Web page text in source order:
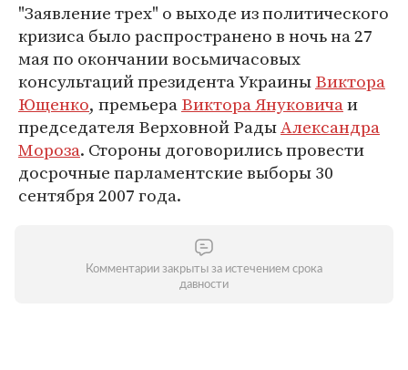
"Заявление трех" о выходе из политического
кризиса было распространено в ночь на 27
мая по окончании восьмичасовых
консультаций президента УкраиныВиктора
Ющенко, премьераВиктора Януковичаи
председателя Верховной РадыАлександра
Мороза. Стороны договорились провести
досрочные парламентские выборы 30
сентября 2007 года.
Комментарии закрыты за истечением срока
давности